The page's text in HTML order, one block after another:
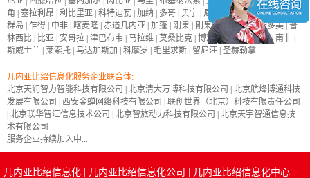
角 | 塞拉利昂 | 利比里亚 | 科特迪瓦 | 加纳 | 多哥 | 贝宁 | 尼日尔 |尼日利亚|加那利
群岛 | 乍得 | 中非 | 喀麦隆 | 赤道几内亚 | 加蓬 | 刚果 | 刚果民主共和国|圣多美|普
林西比 | 比亚 | 安哥拉 | 津巴布韦 | 马拉维 | 莫桑比克 | 博茨瓦纳 |纳米比亚| 南非 |
斯威士兰 | 莱索托 | 马达加斯加 | 科摩罗 | 毛里求斯 | 留尼汪 | 圣赫勒拿
几内亚比绍信息化服务企业联合体:
北京天润智力智能科技有限公司 | 北京清大万博科技有限公司 | 北京航烽博通科技
发展有限公司 | 西安金蝉网络科技有限公司 | 联创世界（北京）科技有限责任公司
| 北京联华智汇信息技术公司 | 北京智旅动力科技有限公司 | 北京天宇智通信息技
术有限公司
服务企业持续加入中...
几内亚比绍信息化 | 几内亚比绍信息化公司 | 几内亚比绍信息化中心